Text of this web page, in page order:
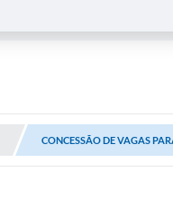
CONCESSÃO DE VAGAS